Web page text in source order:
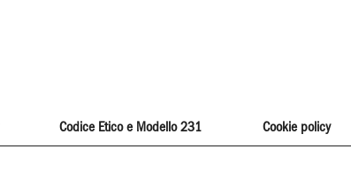
Codice Etico e Modello 231 Cookie policy